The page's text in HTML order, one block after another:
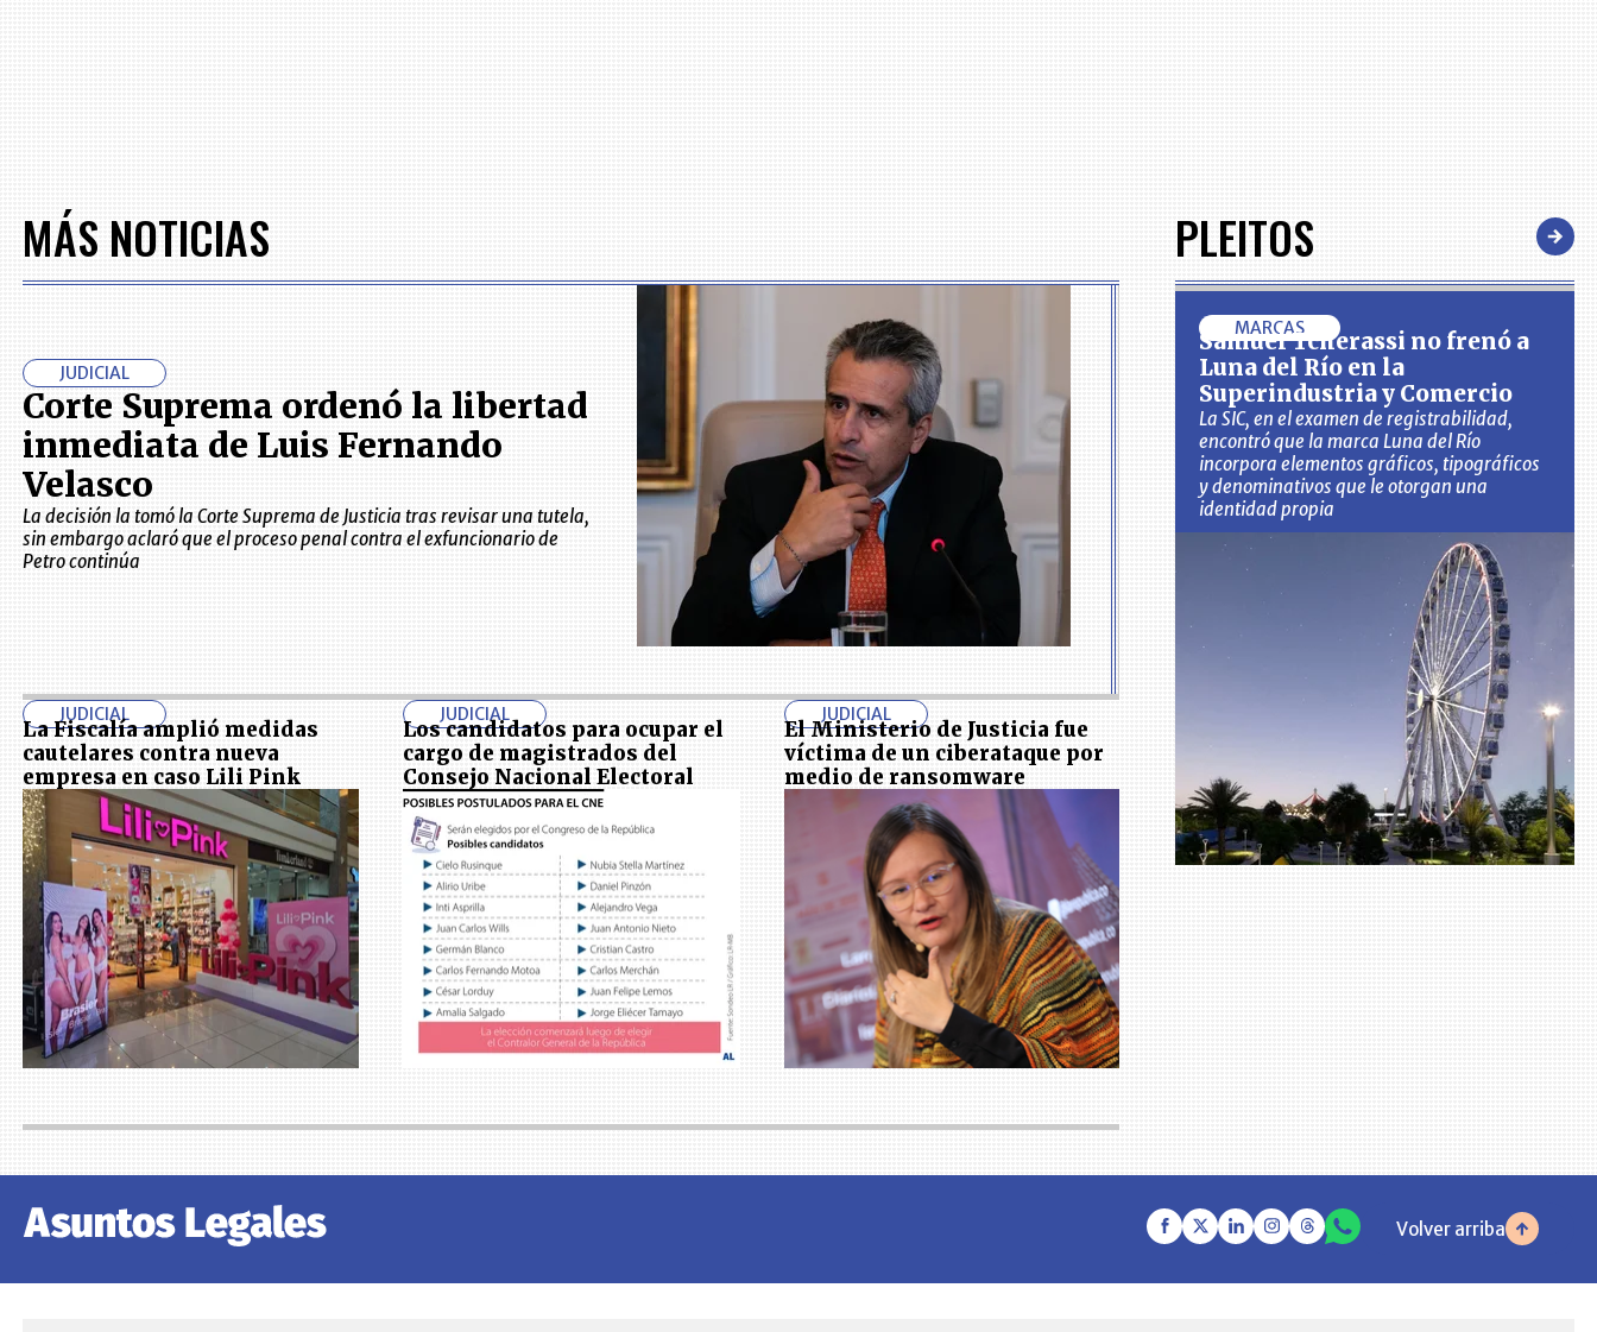
MÁS NOTICIAS
JUDICIAL
Corte Suprema ordenó la libertad
inmediata de Luis Fernando
Velasco
La decisión la tomó la Corte Suprema de Justicia tras revisar una tutela,
sin embargo aclaró que el proceso penal contra el exfuncionario de
Petro continúa
JUDICIAL
La Fiscalía amplió medidas
cautelares contra nueva
empresa en caso Lili Pink
JUDICIAL
Los candidatos para ocupar el
cargo de magistrados del
Consejo Nacional Electoral
JUDICIAL
El Ministerio de Justicia fue
víctima de un ciberataque por
medio de ransomware
PLEITOS
MARCAS
Samuel Tcherassi no frenó a
Luna del Río en la
Superindustria y Comercio
La SIC, en el examen de registrabilidad,
encontró que la marca Luna del Río
incorpora elementos gráficos, tipográficos
y denominativos que le otorgan una
identidad propia
Volver arriba